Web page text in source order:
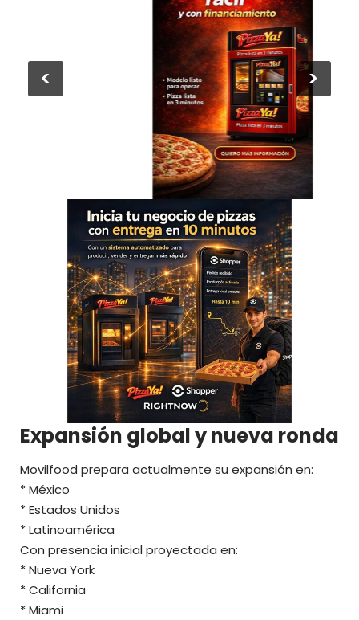
< >
Expansión global y nueva ronda
Movilfood prepara actualmente su expansión en:
* México
* Estados Unidos
* Latinoamérica
Con presencia inicial proyectada en:
* Nueva York
* California
* Miami